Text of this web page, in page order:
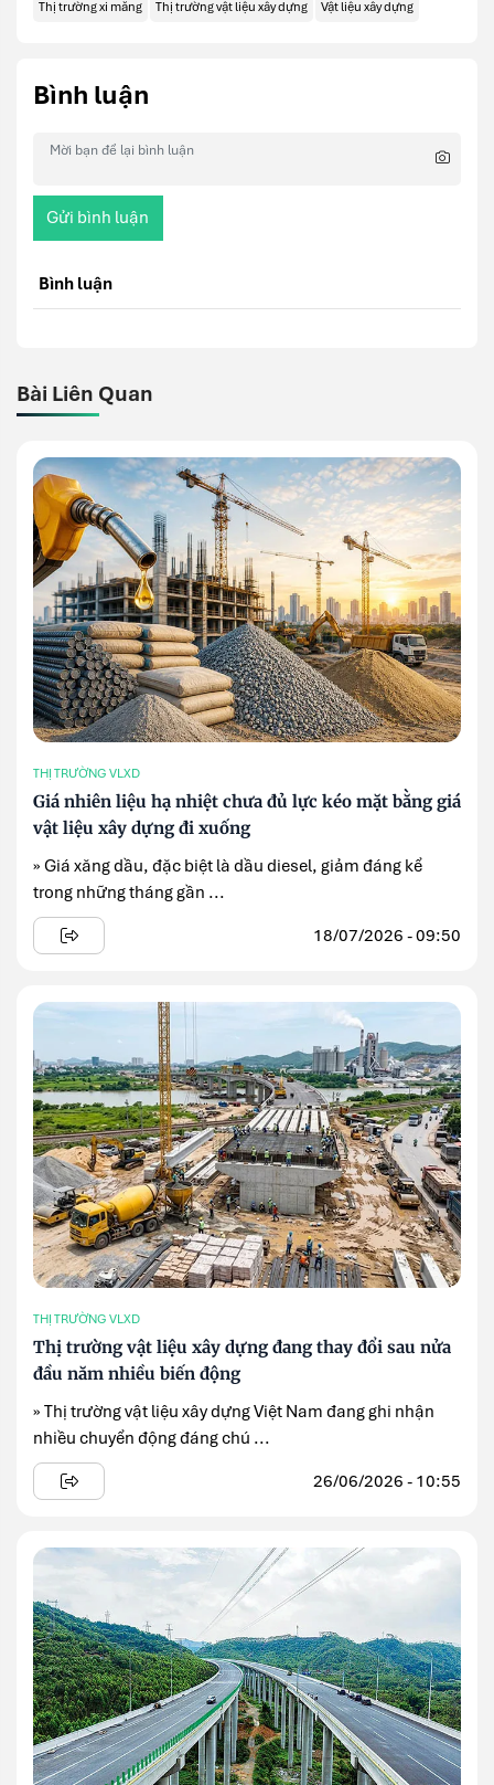
Thị trường xi măng Thị trường vật liệu xây dựng Vật liệu xây dựng
Bình luận
Gửi bình luận
Bình luận
Bài Liên Quan
THỊ TRƯỜNG VLXD
Giá nhiên liệu hạ nhiệt chưa đủ lực kéo mặt bằng giá
vật liệu xây dựng đi xuống
» Giá xăng dầu, đặc biệt là dầu diesel, giảm đáng kể
trong những tháng gần ...
18/07/2026 - 09:50
THỊ TRƯỜNG VLXD
Thị trường vật liệu xây dựng đang thay đổi sau nửa
đầu năm nhiều biến động
» Thị trường vật liệu xây dựng Việt Nam đang ghi nhận
nhiều chuyển động đáng chú ...
26/06/2026 - 10:55